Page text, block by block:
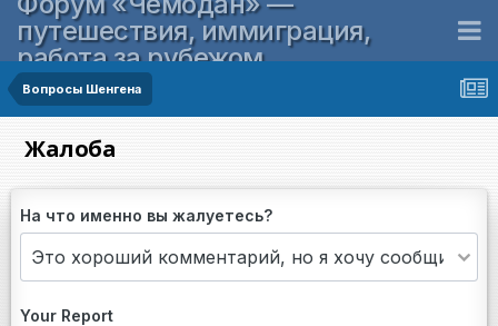
путешествия, иммиграция,
работа за рубежом
Вопросы Шенгена
Жалоба
На что именно вы жалуетесь?
Your Report